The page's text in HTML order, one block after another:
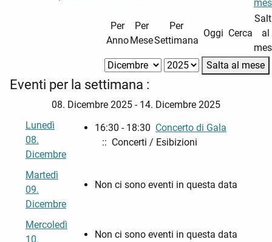
Per
Anno
Per
Mese
Per
Settimana
Oggi Cerca
al
Salta al mese
Eventi per la settimana :
08. Dicembre 2025 - 14. Dicembre 2025
Lunedì
08.
Dicembre
16:30 - 18:30 Concerto di Gala
:: Concerti / Esibizioni
Martedì
09.
Dicembre
Non ci sono eventi in questa data
Mercoledì
10.
Non ci sono eventi in questa data